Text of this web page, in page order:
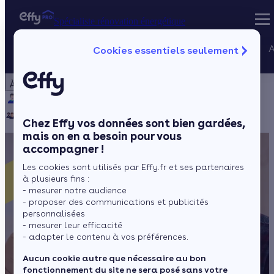
Cookies essentiels seulement
Chez Effy vos données sont bien gardées,
mais on en a besoin pour vous
accompagner !
Les cookies sont utilisés par Effy.fr et ses partenaires
à plusieurs fins :
- mesurer notre audience
- proposer des communications et publicités
personnalisées
- mesurer leur efficacité
- adapter le contenu à vos préférences.
Aucun cookie autre que nécessaire au bon
fonctionnement du site ne sera posé sans votre
À propos
Notre équipe
Rejoignez-nous Presse
Spécialiste rénovation énergétique Nos services
Spécialiste rénovation énergétique